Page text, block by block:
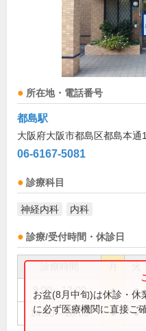
所在地・電話番号
都島駅
大阪府大阪市都島区都島本通
06-6167-5081
診療科目
神経内科 内科
診療/受付時間・休診日
9:00～13:00 ● ●
14:00～18:00 ● ●
お盆(8月中旬)は休診・休
に必ず医療機関に直接ご